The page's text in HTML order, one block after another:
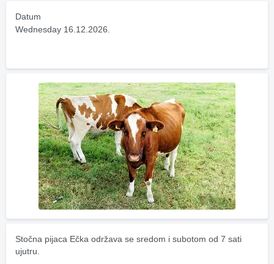
Datum
Wednesday 16.12.2026.
Stočna pijaca Ečka održava se sredom i subotom od 7 sati
ujutru.